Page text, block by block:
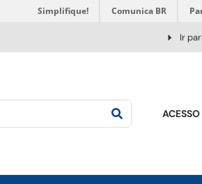
Simplifique! Comunica BR
Ir